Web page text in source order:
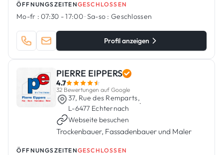
ÖFFNUNGSZEITENGESCHLOSSEN
Mo-fr : 07:30 - 17:00·Sa-so : Geschlossen
Profil anzeigen
PIERRE EIPPERS
4.7
32 Bewertungen auf Google
37, Rue des Remparts,
L-6477 Echternach
·
Webseite besuchen
Trockenbauer, Fassadenbauer und Maler
ÖFFNUNGSZEITENGESCHLOSSEN